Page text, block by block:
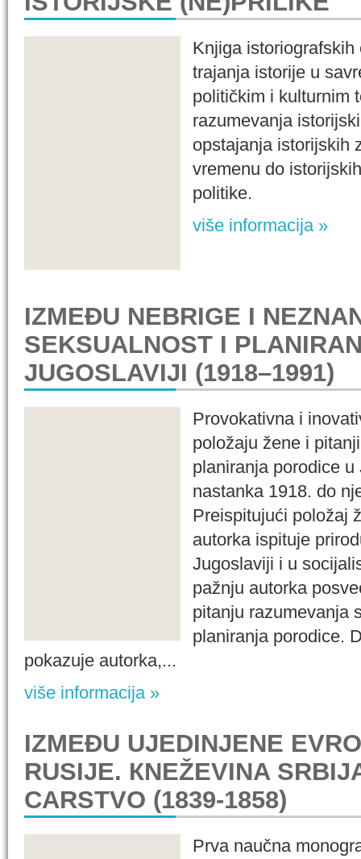
Knjiga
trajanja istorije u
političkim i kulturnim
razumevanja
opstajanja istorijskih
vremenu do
politike.
više informacija »
IZMEĐU NEBRIGE I
SEKSUALNOST I
JUGOSLAVIJI (1918–1991)
Provokativna i
položaju žene i
planiranja porodice
nastanka 1918. do
Preispitujući položaj
autorka ispituje
Jugoslaviji i u
pažnju autorka
pitanju razumevanja
planiranja porodice.
pokazuje autorka,...
više informacija »
IZMEĐU UJEDINJENE
RUSIJE. КNEŽEVINA
CARSTVO (1839-1858)
Prva naučna